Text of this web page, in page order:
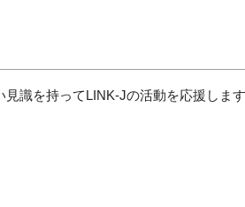
識を持ってLINK-Jの活動を応援しま